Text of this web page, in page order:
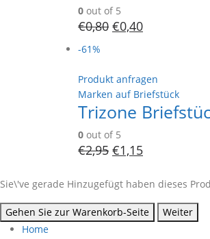
0 out of 5
€0,80 €0,40
-61%
Produkt anfragen
Marken auf Briefstück
Trizone
0 out of 5
€2,95 €1,15
Sie\'ve gerade Hinzugefügt haben dieses
Gehen Sie zur Warenkorb-Seite
Weiter
Home